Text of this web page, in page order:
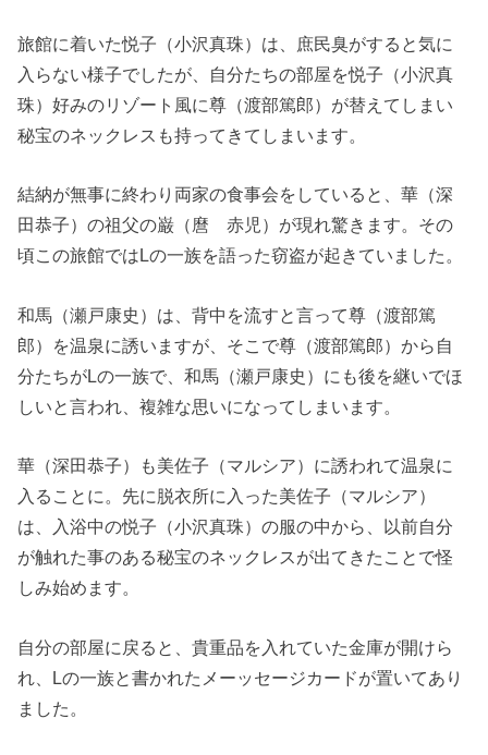
旅館に着いた悦子（小沢真珠）は、庶民臭がすると気に
入らない様子でしたが、自分たちの部屋を悦子（小沢真
珠）好みのリゾート風に尊（渡部篤郎）が替えてしまい
秘宝のネックレスも持ってきてしまいます。
結納が無事に終わり両家の食事会をしていると、華（深
田恭子）の祖父の巌（麿 赤児）が現れ驚きます。その
頃この旅館ではLの一族を語った窃盗が起きていました。
和馬（瀬戸康史）は、背中を流すと言って尊（渡部篤
郎）を温泉に誘いますが、そこで尊（渡部篤郎）から自
分たちがLの一族で、和馬（瀬戸康史）にも後を継いでほ
しいと言われ、複雑な思いになってしまいます。
華（深田恭子）も美佐子（マルシア）に誘われて温泉に
入ることに。先に脱衣所に入った美佐子（マルシア）
は、入浴中の悦子（小沢真珠）の服の中から、以前自分
が触れた事のある秘宝のネックレスが出てきたことで怪
しみ始めます。
自分の部屋に戻ると、貴重品を入れていた金庫が開けら
れ、Lの一族と書かれたメーッセージカードが置いてあり
ました。